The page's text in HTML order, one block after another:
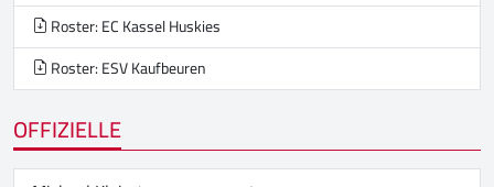
Roster: EC Kassel Huskies
Roster: ESV Kaufbeuren
OFFIZIELLE